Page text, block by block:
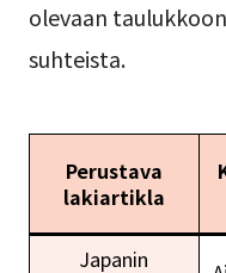
olevaan
suhteista.
Perustava
lakiartikla
Japanin